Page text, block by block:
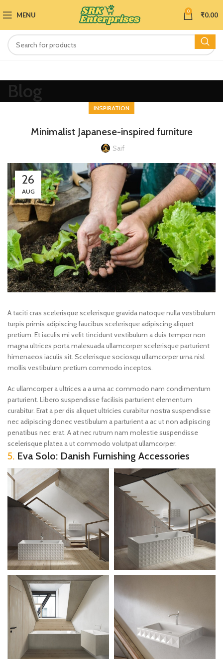
MENU 0 ₹0.00
Blog
INSPIRATION
Minimalist Japanese-inspired furniture
Saif
26
AUG
A taciti cras scelerisque scelerisque gravida natoque nulla vestibulum
turpis primis adipiscing faucibus scelerisque adipiscing aliquet
pretium. Et iaculis mi velit tincidunt vestibulum a duis tempor non
magna ultrices porta malesuada ullamcorper scelerisque parturient
himenaeos iaculis sit. Scelerisque sociosqu ullamcorper urna nisl
mollis vestibulum pretium commodo inceptos.
Ac ullamcorper a ultrices a a urna ac commodo nam condimentum
parturient. Libero suspendisse facilisis parturient elementum
curabitur. Erat a per dis aliquet ultricies curabitur nostra suspendisse
nec adipiscing donec vestibulum a parturient a ac ut non adipiscing
penatibus nec erat. A at nec rutrum nam molestie suspendisse
scelerisque platea a ut commodo volutpat ullamcorper.
5. Eva Solo: Danish Furnishing Accessories